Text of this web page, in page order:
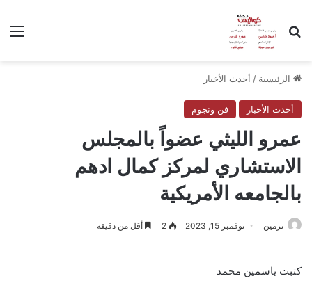
بحث عن
الرئيسية / أحدث الأخبار
أحدث الأخبار فن ونجوم
عمرو الليثي عضواً بالمجلس
الاستشاري لمركز كمال ادهم
بالجامعه الأمريكية
نرمين نوفمبر 15, 2023 2 أقل من دقيقة
كتبت ياسمين محمد